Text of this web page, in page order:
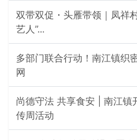
双带双促・头雁带领｜凤祥
艺人”...
多部门联合行动！南江镇织
网
尚德守法 共享食安 | 南江镇
传周活动